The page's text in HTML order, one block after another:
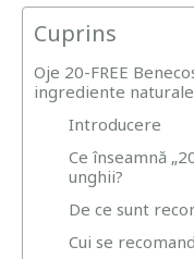
Cuprins
Oje 20-FREE
ingrediente naturale
Introducere
Ce înseamnă
unghii?
De ce sunt
Cui se